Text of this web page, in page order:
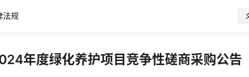
法规
年度绿化养护项目竞争性磋商采购公告